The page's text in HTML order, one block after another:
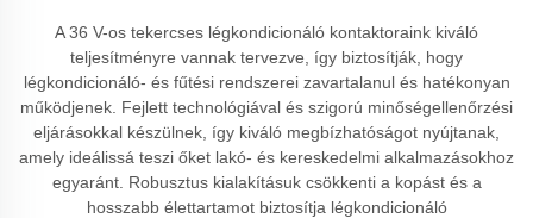
A 36 V-os tekercses légkondicionáló kontaktoraink kiváló
teljesítményre vannak tervezve, így biztosítják, hogy
légkondicionáló- és fűtési rendszerei zavartalanul és hatékonyan
működjenek. Fejlett technológiával és szigorú minőségellenőrzési
eljárásokkal készülnek, így kiváló megbízhatóságot nyújtanak,
amely ideálissá teszi őket lakó- és kereskedelmi alkalmazásokhoz
egyaránt. Robusztus kialakításuk csökkenti a kopást és a
hosszabb élettartamot biztosítja légkondicionáló